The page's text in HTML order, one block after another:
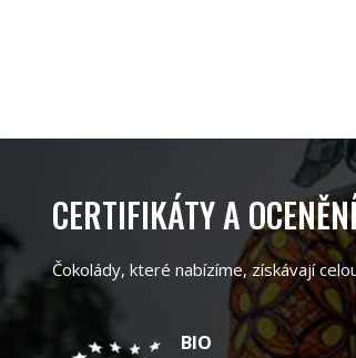
CERTIFIKÁTY A
Čokolády, které nabízíme, získávají
BIO